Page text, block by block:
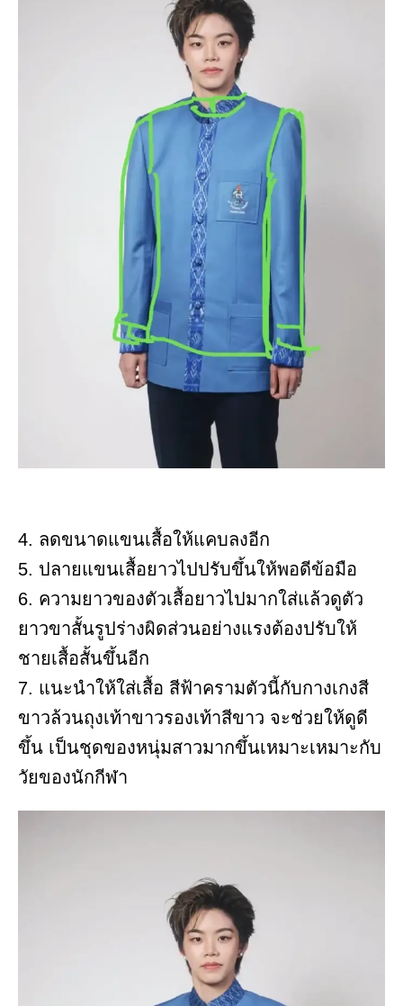
4. ลดขนาดแขนเสื้อให้แคบลงอีก
5. ปลายแขนเสื้อยาวไปปรับขึ้นให้พอดีข้อมือ
6. ความยาวของตัวเสื้อยาวไปมากใส่แล้วดูตัว
ยาวขาสั้นรูปร่างผิดส่วนอย่างแรงต้องปรับให้
ชายเสื้อสั้นขึ้นอีก
7. แนะนำให้ใส่เสื้อ สีฟ้าครามตัวนี้กับกางเกงสี
ขาวล้วนถุงเท้าขาวรองเท้าสีขาว จะช่วยให้ดูดี
ขึ้น เป็นชุดของหนุ่มสาวมากขึ้นเหมาะเหมาะกับ
วัยของนักกีฬา